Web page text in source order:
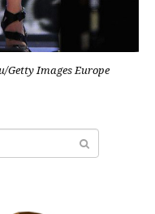
Getty Images Europe